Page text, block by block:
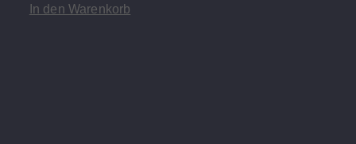
In den Warenkorb